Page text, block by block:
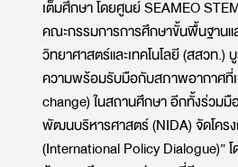
เต็มศึกษา โดยศูนย์ SEAMEO
คณะกรรมการการศึกษาขั้นพื้นฐานแ
วิทยาศาสตร์และเทคโนโลยี (สสวท.)
ความพร้อมรับมือกับสภาพอากาศที่
change) ในสถานศึกษา อีกทั้งร่วม
พัฒนบริหารศาสตร์ (NIDA) จัดโครง
(International Policy Dialogue)”